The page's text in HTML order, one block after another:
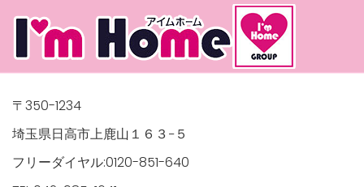
〒350-1234
埼玉県日高市上鹿山１６３−５
フリーダイヤル:0120-851-640